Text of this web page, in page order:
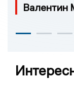
Валентин